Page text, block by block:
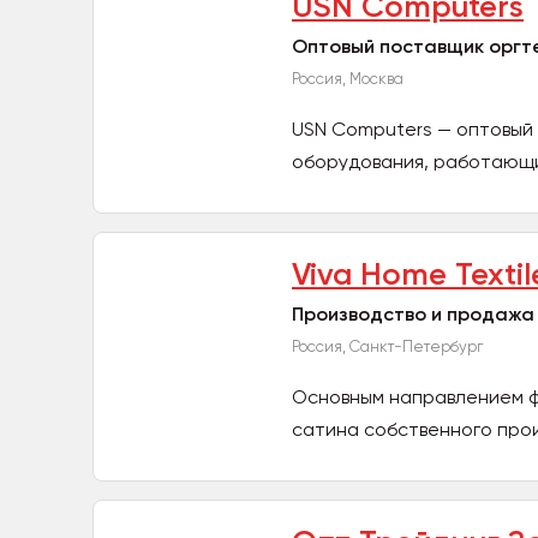
Оптовый поставщик
Россия, Москва
USN Computers —
оборудования,
Viva Home
Производство и
Россия, Санкт-Петербург
Основным направлением
сатина собственного